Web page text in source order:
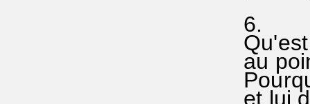
6.
au
et lui